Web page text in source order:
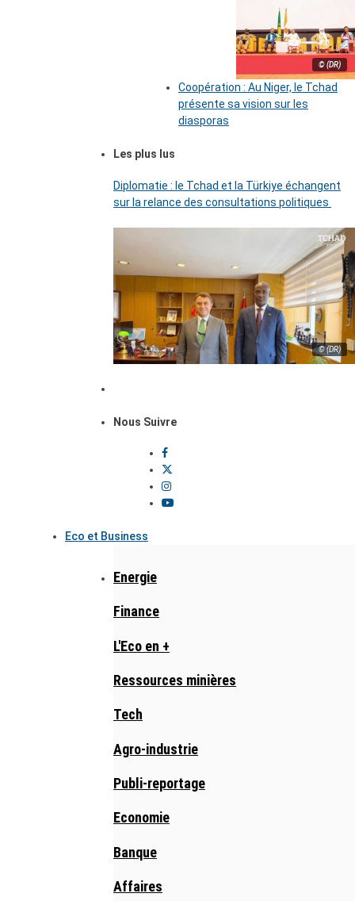
© (DR)
Coopération : Au Niger, le Tchad
présente sa vision sur les
diasporas
Les plus lus
Diplomatie : le Tchad et la Türkiye échangent
sur la relance des consultations politiques
© (DR)
Nous Suivre
Eco et Business
Energie
Finance
L'Eco en +
Ressources minières
Tech
Agro-industrie
Publi-reportage
Economie
Banque
Affaires